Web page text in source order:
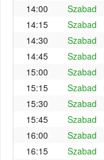
14:00
Szabad
14:15
Szabad
14:30
Szabad
14:45
Szabad
15:00
Szabad
15:15
Szabad
15:30
Szabad
15:45
Szabad
16:00
Szabad
16:15
Szabad